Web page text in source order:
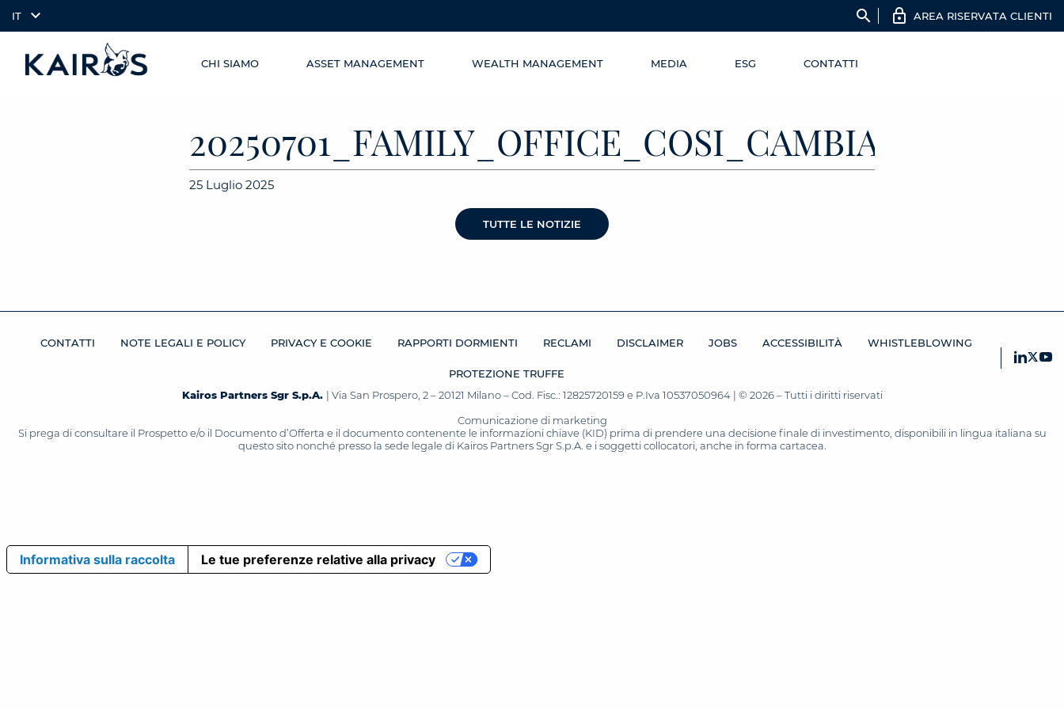
IT search AREA RISERVATA CLIENTI
CHI SIAMO ASSET MANAGEMENT WEALTH MANAGEMENT MEDIA ESG CONTATTI
25 Luglio 2025
TUTTE LE NOTIZIE
CONTATTI NOTE LEGALI E POLICY PRIVACY E COOKIE RAPPORTI DORMIENTI RECLAMI DISCLAIMER JOBS ACCESSIBILITÀ WHISTLEBLOWING
PROTEZIONE TRUFFE
Kairos Partners Sgr S.p.A. | Via San Prospero, 2 – 20121 Milano – Cod. Fisc.: 12825720159 e P.Iva 10537050964 | © 2026 – Tutti i diritti riservati
Comunicazione di marketing
Si prega di consultare il Prospetto e/o il Documento d’Offerta e il documento contenente le informazioni chiave (KID) prima di prendere una decisione finale di investimento, disponibili in lingua italiana su
questo sito nonché presso la sede legale di Kairos Partners Sgr S.p.A. e i soggetti collocatori, anche in forma cartacea.
Informativa sulla raccolta Le tue preferenze relative alla privacy